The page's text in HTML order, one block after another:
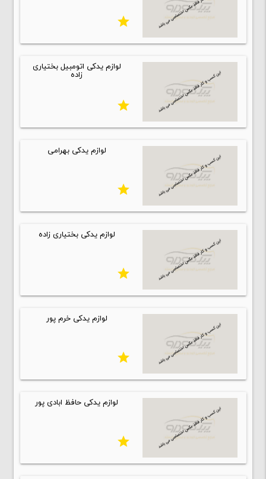
star
لوازم یدکی اتومبیل بختیاری
زاده
star
لوازم یدکی بهرامی
star
لوازم یدکی بختیاری زاده
star
لوازم یدکی خرم پور
star
لوازم یدکی حافظ ابادی پور
star